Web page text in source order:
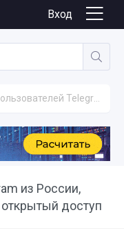
Вход
из России, Украины и Беларуси попали в открытый доступ
из России,
доступ